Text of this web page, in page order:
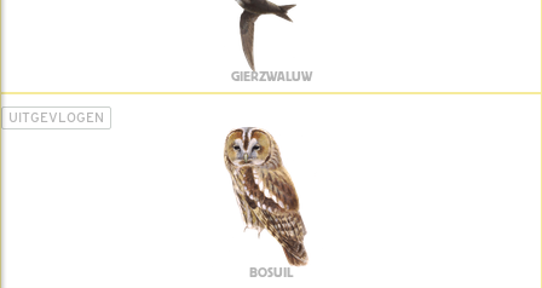
GIERZWALUW
UITGEVLOGEN
BOSUIL